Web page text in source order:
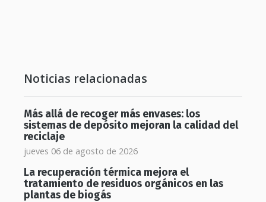
Noticias relacionadas
Más allá de recoger más envases: los
sistemas de depósito mejoran la calidad del
reciclaje
jueves 06 de agosto de 2026
La recuperación térmica mejora el
tratamiento de residuos orgánicos en las
plantas de biogás